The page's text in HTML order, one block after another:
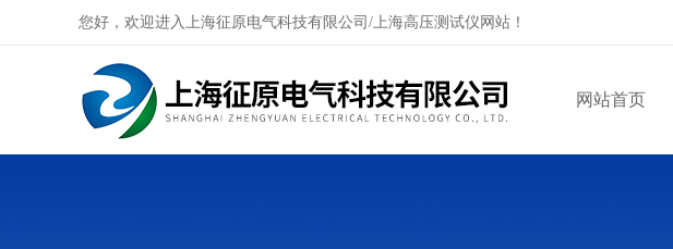
您好，欢迎进入上海征原电气科技有限公司/上海高压测试仪网站！
网站首页